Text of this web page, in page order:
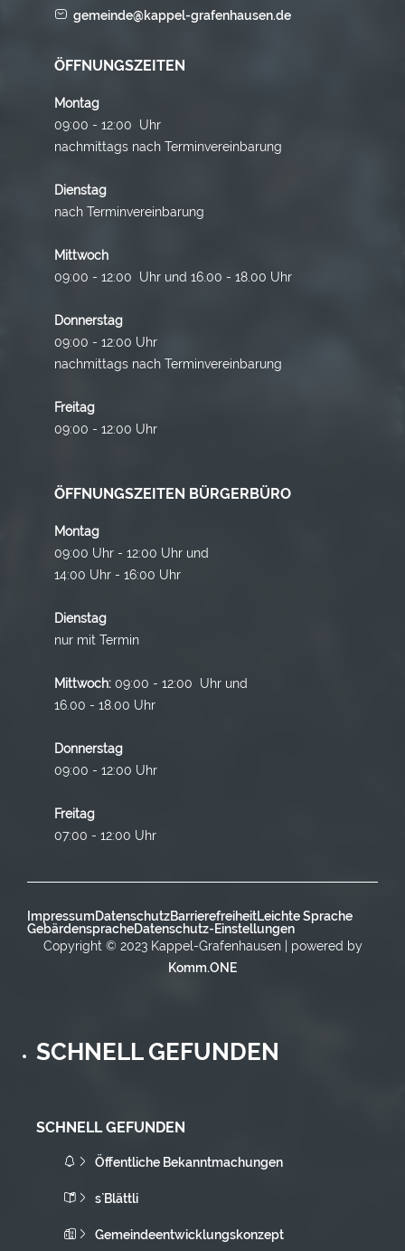
gemeinde@kappel-grafenhausen.de
ÖFFNUNGSZEITEN
Montag
09:00 - 12:00 Uhr
nachmittags nach Terminvereinbarung
Dienstag
nach Terminvereinbarung
Mittwoch
09:00 - 12:00 Uhr und 16.00 - 18.00 Uhr
Donnerstag
09:00 - 12:00 Uhr
nachmittags nach Terminvereinbarung
Freitag
09:00 - 12:00 Uhr
ÖFFNUNGSZEITEN BÜRGERBÜRO
Montag
09:00 Uhr - 12:00 Uhr und
14:00 Uhr - 16:00 Uhr
Dienstag
nur mit Termin
Mittwoch: 09:00 - 12:00 Uhr und
16.00 - 18.00 Uhr
Donnerstag
09:00 - 12:00 Uhr
Freitag
07:00 - 12:00 Uhr
ImpressumDatenschutzBarrierefreiheitLeichte Sprache
GebärdenspracheDatenschutz-Einstellungen
Copyright © 2023 Kappel-Grafenhausen | powered by
Komm.ONE
SCHNELL GEFUNDEN
SCHNELL GEFUNDEN
Öffentliche Bekanntmachungen
s`Blättli
Gemeindeentwicklungskonzept